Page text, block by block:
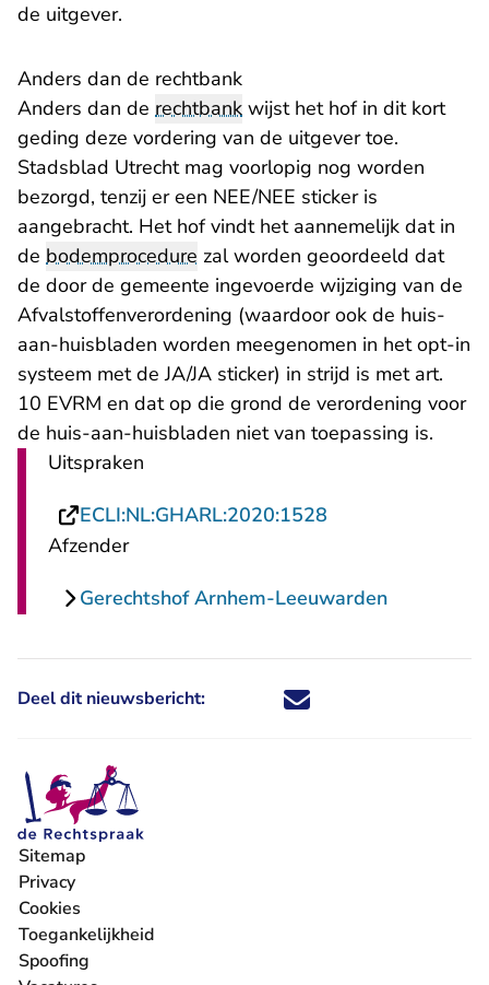
de uitgever.
Anders dan de rechtbank
Anders dan de rechtbank wijst het hof in dit kort
geding deze vordering van de uitgever toe.
Stadsblad Utrecht mag voorlopig nog worden
bezorgd, tenzij er een NEE/NEE sticker is
aangebracht. Het hof vindt het aannemelijk dat in
de bodemprocedure zal worden geoordeeld dat
de door de gemeente ingevoerde wijziging van de
Afvalstoffenverordening (waardoor ook de huis-
aan-huisbladen worden meegenomen in het opt-in
systeem met de JA/JA sticker) in strijd is met art.
10 EVRM en dat op die grond de verordening voor
de huis-aan-huisbladen niet van toepassing is.
Uitspraken
ECLI:NL:GHARL:2020:1528
Afzender
Gerechtshof Arnhem-Leeuwarden
Deel dit nieuwsbericht: Deel dit nieuwsbericht via X -
Deel dit nieuwsbericht via
Deel dit nieuwsbericht
Deel dit
Sitemap
Privacy
Cookies
Toegankelijkheid
Spoofing